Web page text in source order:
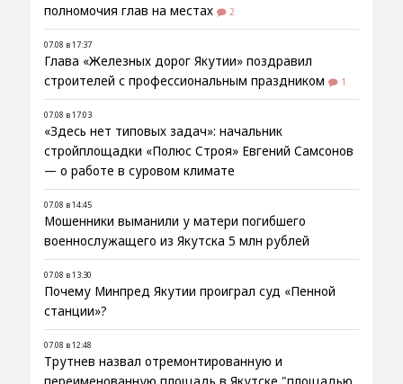
полномочия глав на местах
2
07.08 в 17:37
Глава «Железных дорог Якутии» поздравил
строителей с профессиональным праздником
1
07.08 в 17:03
«Здесь нет типовых задач»: начальник
стройплощадки «Полюс Строя» Евгений Самсонов
— о работе в суровом климате
07.08 в 14:45
Мошенники выманили у матери погибшего
военнослужащего из Якутска 5 млн рублей
07.08 в 13:30
Почему Минпред Якутии проиграл суд «Пенной
станции»?
07.08 в 12:48
Трутнев назвал отремонтированную и